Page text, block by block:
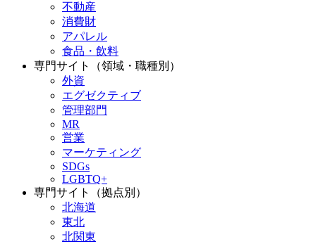
不動産
消費財
アパレル
食品・飲料
専門サイト（領域・職種別）
外資
エグゼクティブ
管理部門
MR
営業
マーケティング
SDGs
LGBTQ+
専門サイト（拠点別）
北海道
東北
北関東